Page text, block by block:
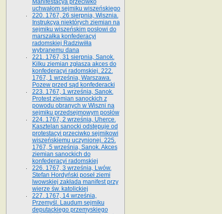
Manifestacya przeciwko
uchwałom sejmiku wiszeńskiego
220. 1767, 26 sierpnia, Wisznia.
Instrukcya niektórych ziemian na
sejmiku wiszeńskim posłowi do
marszałka konfe­deracyi
radomskiej Radziwiłła
wybranemu dana
221. 1767, 31 sierpnia, Sanok.
Kilku ziemian zgłasza akces do
konfederacyi radomskiej. 222.
1767, 1 września, Warszawa.
Pozew przed sąd konfederacki
223. 1767, 1 września, Sanok.
Protest ziemian sanockich z
powodu obranych w Wiszni na
sejmiku przedsejmo­wym posłów
224. 1767, 2 września, Uherce.
Kasztelan sanocki odstępuje od
protestacyi przeciwko sejmikowi
wiszeńskiemu uczynionej. 225.
1767, 5 września, Sanok. Akces
ziemian sanockich do
konfederacyi radomskiej
226. 1767, 3 września, Lwów.
Stefan Hordyński poseł ziemi
lwowskiej zakłada manifest przy
wierze św. ka­tolickiej
227. 1767, 14 września,
Przemyśl. Laudum sejmiku
deputackiego przemyskiego